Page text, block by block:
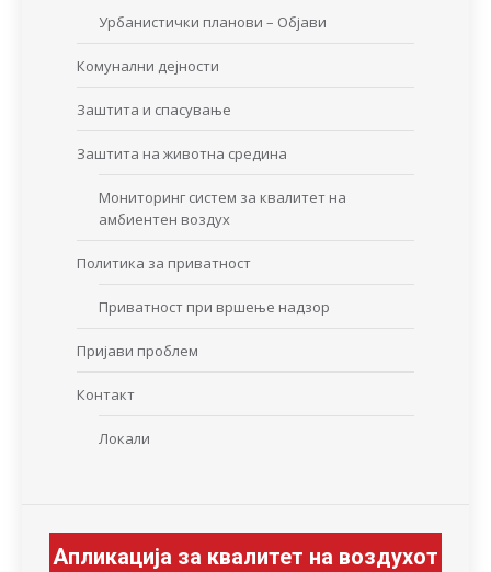
Урбанистички планови – Објави
Комунални дејности
Заштита и спасување
Заштита на животна средина
Мониторинг систем за квалитет на
амбиентен воздух
Политика за приватност
Приватност при вршење надзор
Пријави проблем
Контакт
Локали
Апликација за квалитет на воздухот